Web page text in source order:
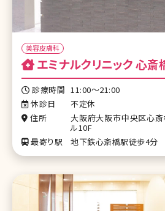
美容皮膚科
エミナルクリニック 心斎
診療時間 11:00～21:00
休診日
不定休
住所
大阪府大阪市中央区心
ル10F
最寄り駅
地下鉄心斎橋駅徒歩4分